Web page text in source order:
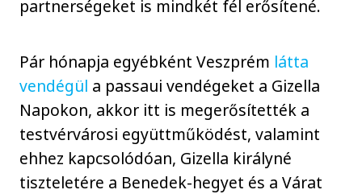
partnerségeket is mindkét fél erősítené.
Pár hónapja egyébként Veszprém látta
vendégül a passaui vendégeket a Gizella
Napokon, akkor itt is megerősítették a
testvérvárosi együttműködést, valamint
ehhez kapcsolódóan, Gizella királyné
tiszteletére a Benedek-hegyet és a Várat